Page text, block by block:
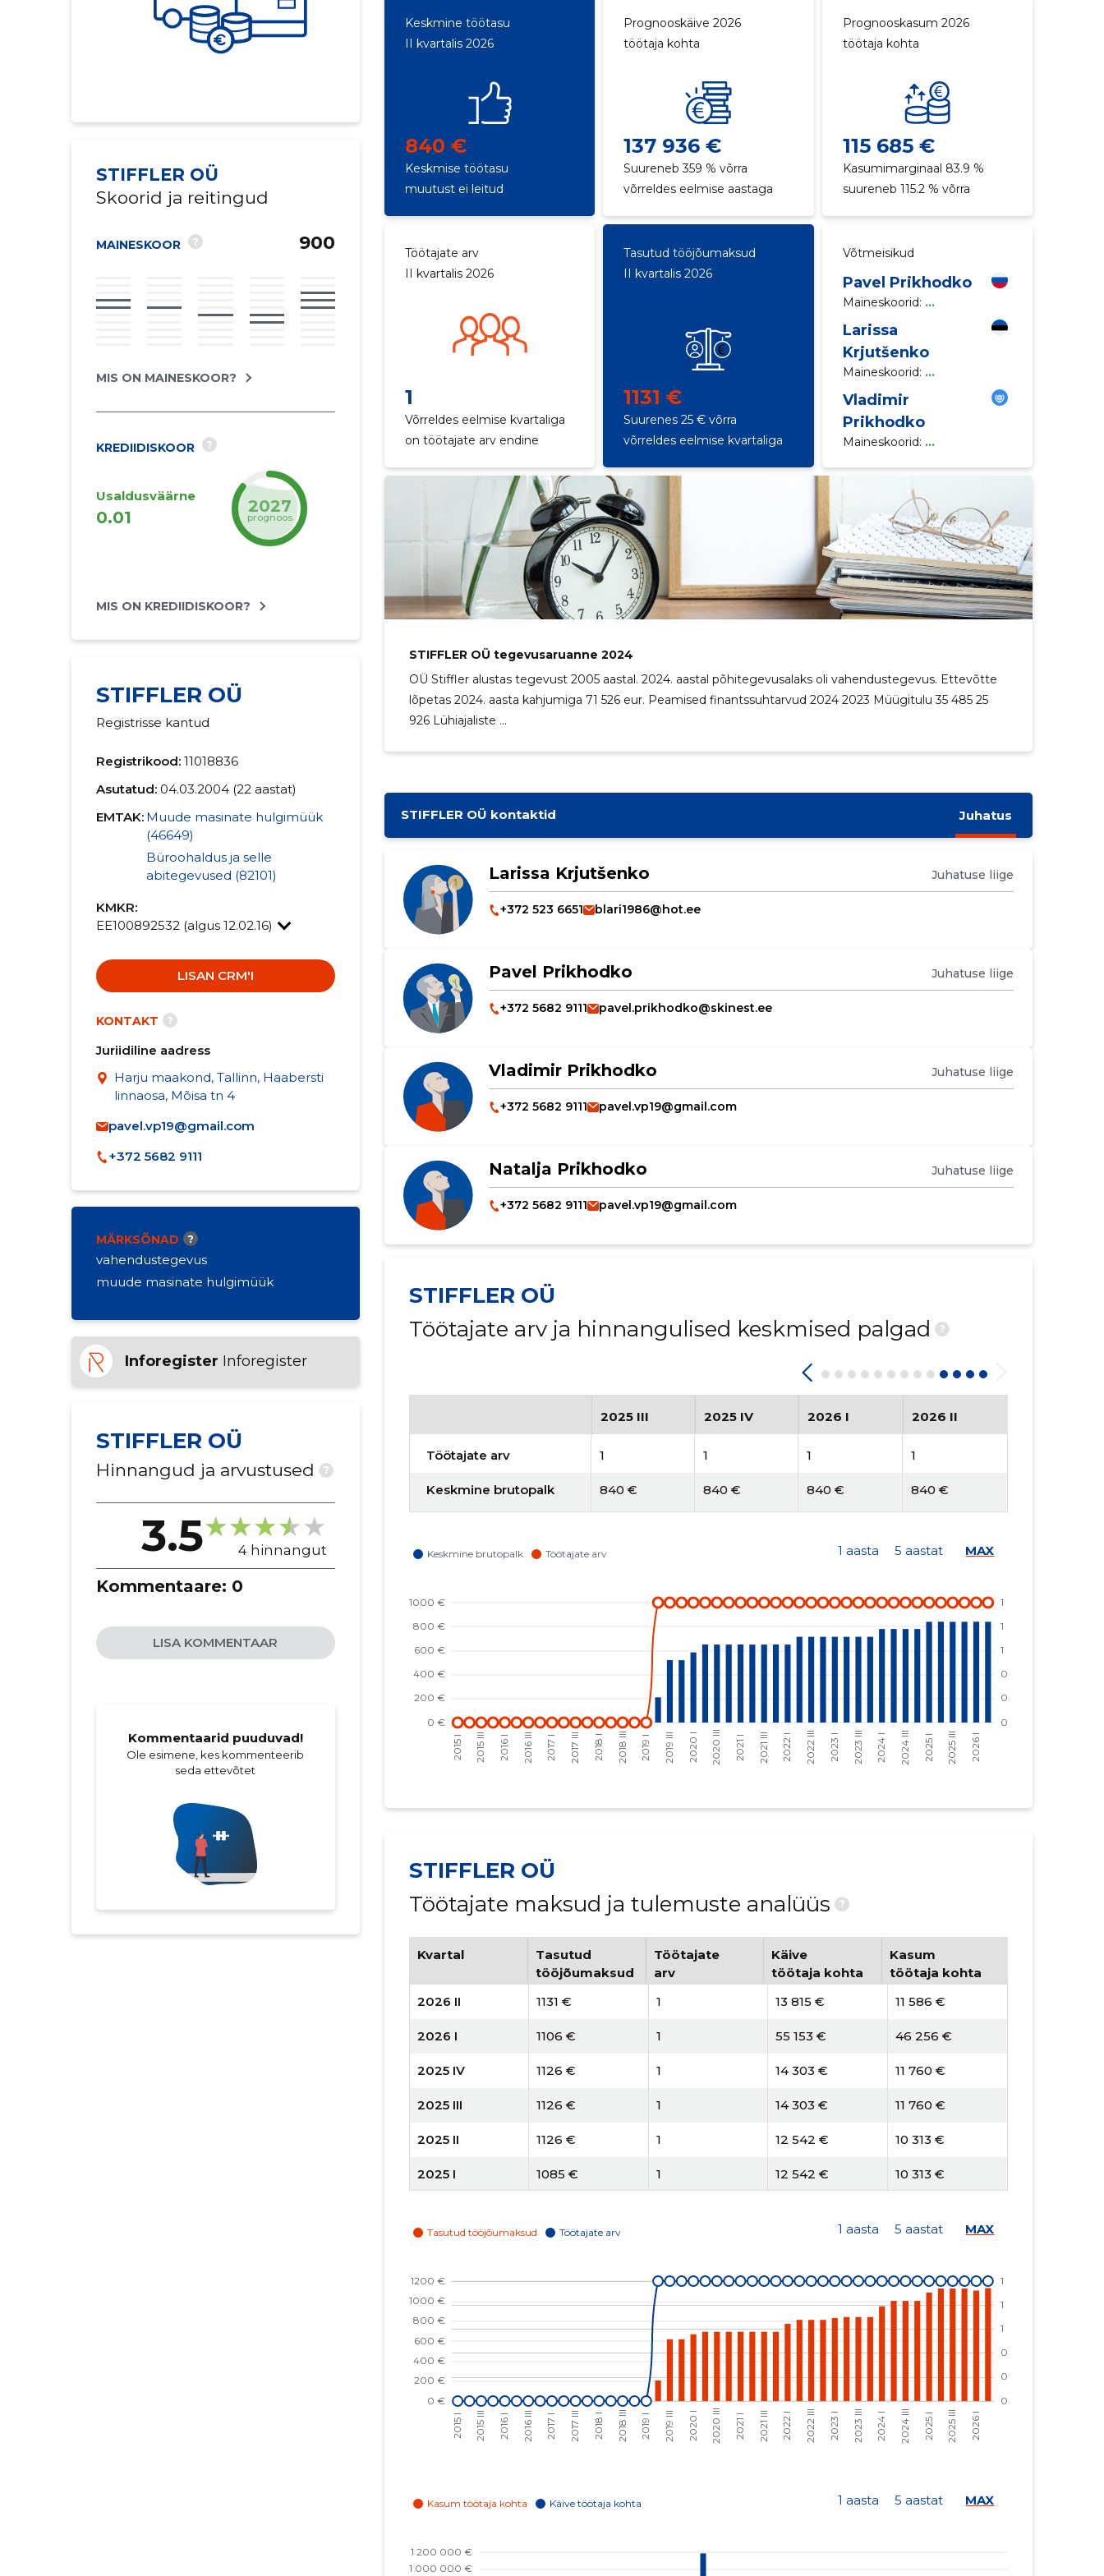
STIFFLER OÜ
Skoorid ja reitingud
MAINESKOOR ? 900
MIS ON MAINESKOOR?
KREDIIDISKOOR ?
Usaldusväärne
0.01
2027
prognoos
MIS ON KREDIIDISKOOR?
STIFFLER OÜ
Registrisse kantud
Registrikood: 11018836
Asutatud: 04.03.2004 (22 aastat)
EMTAK: Muude masinate hulgimüük
(46649)
Büroohaldus ja selle
abitegevused (82101)
KMKR:
EE100892532 (algus 12.02.16)
LISAN CRM'I
KONTAKT ?
Juriidiline aadress
Harju maakond, Tallinn, Haabersti
linnaosa, Mõisa tn 4
pavel.vp19@gmail.com
+372 5682 9111
MÄRKSÕNAD ?
vahendustegevus
muude masinate hulgimüük
Inforegister Inforegister
STIFFLER OÜ
Hinnangud ja arvustused ?
3.5 4 hinnangut
Kommentaare: 0
LISA KOMMENTAAR
Kommentaarid puuduvad!
Ole esimene, kes kommenteerib
seda ettevõtet
Keskmine töötasu
II kvartalis 2026
840 €
Keskmise töötasu
muutust ei leitud
Prognooskäive 2026
töötaja kohta
137 936 €
Suureneb 359 % võrra
võrreldes eelmise aastaga
Prognooskasum 2026
töötaja kohta
115 685 €
Kasumimarginaal 83.9 %
suureneb 115.2 % võrra
Töötajate arv
II kvartalis 2026
1
Võrreldes eelmise kvartaliga
on töötajate arv endine
Tasutud tööjõumaksud
II kvartalis 2026
1131 €
Suurenes 25 € võrra
võrreldes eelmise kvartaliga
Võtmeisikud
Pavel Prikhodko
Maineskoorid: ...
Larissa
Krjutšenko
Maineskoorid: ...
Vladimir
Prikhodko
Maineskoorid: ...
STIFFLER OÜ tegevusaruanne 2024
OÜ Stiffler alustas tegevust 2005 aastal. 2024. aastal põhitegevusalaks oli vahendustegevus. Ettevõtte
lõpetas 2024. aasta kahjumiga 71 526 eur. Peamised finantssuhtarvud 2024 2023 Müügitulu 35 485 25
926 Lühiajaliste ...
STIFFLER OÜ kontaktid Juhatus
Larissa Krjutšenko Juhatuse liige
+372 523 6651 blari1986@hot.ee
Pavel Prikhodko Juhatuse liige
+372 5682 9111 pavel.prikhodko@skinest.ee
Vladimir Prikhodko Juhatuse liige
+372 5682 9111 pavel.vp19@gmail.com
Natalja Prikhodko Juhatuse liige
+372 5682 9111 pavel.vp19@gmail.com
STIFFLER OÜ
Töötajate arv ja hinnangulised keskmised palgad
?
2025 III 2025 IV 2026 I 2026 II
Töötajate arv 1 1 1 1
Keskmine brutopalk 840 € 840 € 840 € 840 €
1 aasta 5 aastat MAX
STIFFLER OÜ
Töötajate maksud ja tulemuste analüüs
?
Kvartal
Tasutud
tööjõumaksud
Töötajate
arv
Käive
töötaja kohta
Kasum
töötaja kohta
2026 II
1131 € 1 13 815 € 11 586 €
2026 I 1106 € 1 55 153 € 46 256 €
2025 IV 1126 € 1 14 303 € 11 760 €
2025 III 1126 € 1 14 303 € 11 760 €
2025 II 1126 € 1 12 542 € 10 313 €
2025 I 1085 € 1 12 542 € 10 313 €
2024 III 1002 €
2024 II 1002 € 1 10 090 € -20 338 €
2023 IV
2023 III 840 € 1 3878 € -13 802 €
2023 II 840 € 10 012 € -35 632 €
2022 II
1 aasta 5 aastat MAX
1 aasta 5 aastat MAX